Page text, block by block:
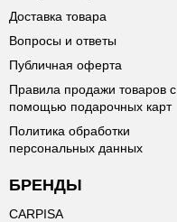
Доставка товара
Вопросы и ответы
Публичная оферта
Правила продажи товаров с
помощью подарочных карт
Политика обработки
персональных данных
БРЕНДЫ
CARPISA